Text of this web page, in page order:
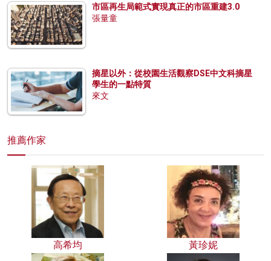
市區再生局範式實現真正的市區重建3.0
張量童
摘星以外：從校園生活觀察DSE中文科摘星
學生的一點特質
來文
推薦作家
高希均 黃珍妮